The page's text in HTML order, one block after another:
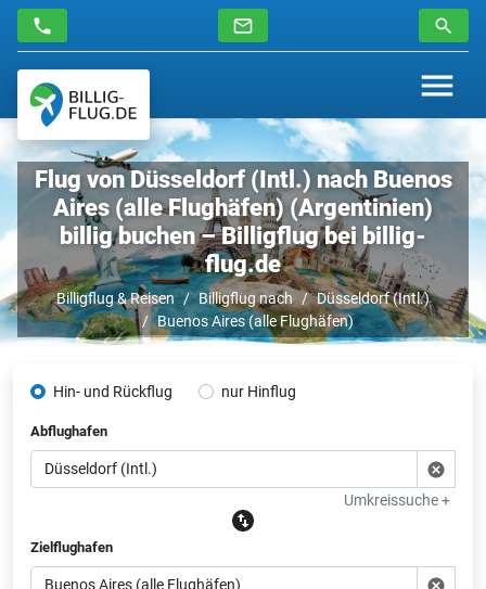
Flug von Düsseldorf (Intl.) nach Buenos
Aires (alle Flughäfen) (Argentinien)
billig buchen – Billigflug bei billig-
flug.de
Billigflug & Reisen Billigflug nach
Düsseldorf (Intl.)
Buenos Aires (alle Flughäfen)
Hin- und Rückflug nur Hinflug
Abflughafen
Umkreissuche +
Zielflughafen